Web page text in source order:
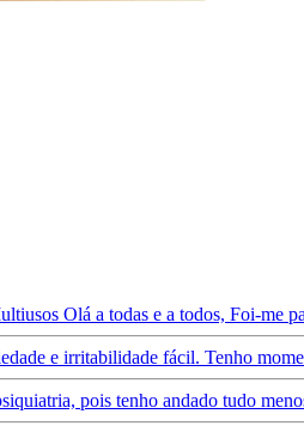
Olá a todas e a todos, Foi-me
e irritabilidade fácil. Tenho
pois tenho andado tudo